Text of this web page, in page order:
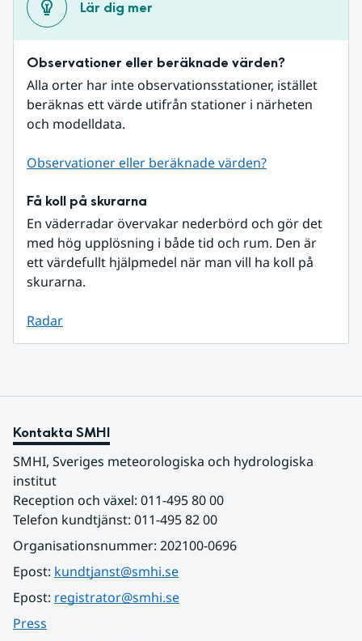
Lär dig mer
Observationer eller beräknade värden?
Alla orter har inte observationsstationer, istället
beräknas ett värde utifrån stationer i närheten
och modelldata.
Observationer eller beräknade värden?
Få koll på skurarna
En väderradar övervakar nederbörd och gör det
med hög upplösning i både tid och rum. Den är
ett värdefullt hjälpmedel när man vill ha koll på
skurarna.
Radar
Kontakta SMHI
SMHI, Sveriges meteorologiska och hydrologiska
institut
Reception och växel: 011-495 80 00
Telefon kundtjänst: 011-495 82 00
Organisationsnummer: 202100-0696
Epost: kundtjanst@smhi.se
Epost: registrator@smhi.se
Press